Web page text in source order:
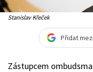
Stanislav Křeček
Přidat
Zástupcem